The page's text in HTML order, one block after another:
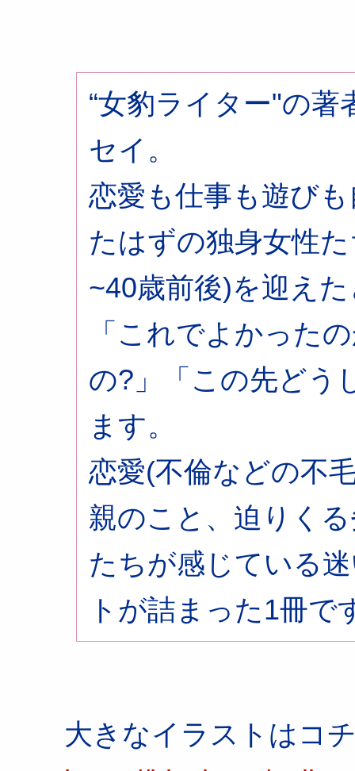
“女豹ライター"の
セイ。
恋愛も仕事も遊び
たはずの独身女性
~40歳前後)を迎え
「これでよかった
の?」「この先どう
ます。
恋愛(不倫などの不
親のこと、迫りく
たちが感じている
トが詰まった1冊で
大きなイラストはコ